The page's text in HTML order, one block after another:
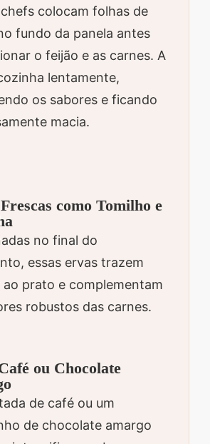
colocam folhas de
fundo da panela antes
o feijão e as carnes. A
lentamente,
os sabores e ficando
macia.
como Tomilho e
no final do
essas ervas trazem
prato e complementam
robustos das carnes.
ou Chocolate
de café ou um
de chocolate amargo